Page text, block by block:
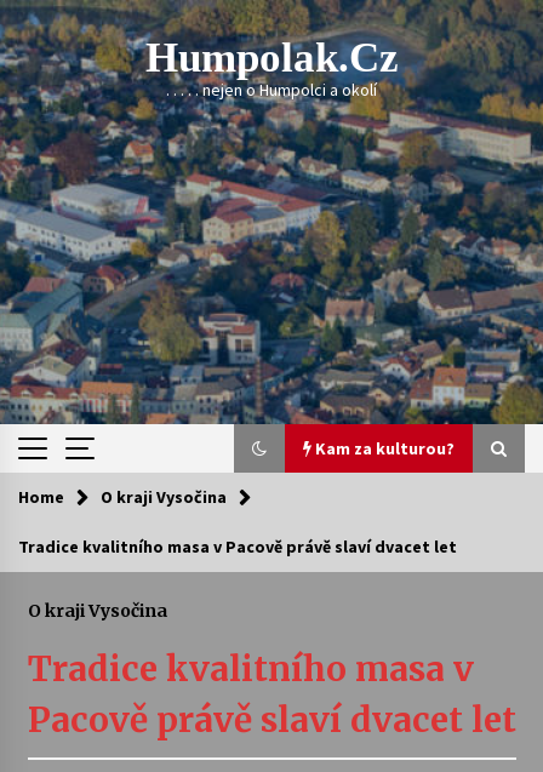
Skip
to
content
Humpolak.cz
. . . . . nejen o Humpolci a okolí
Kam za kulturou?
Kam za kulturou?
Sukuba Ensemble
kapkou
Home O kraji Vysočina
Tradice kvalitního masa v Pacově právě slaví dvacet let
O kraji Vysočina
Tradice kvalitního masa v
Pacově právě slaví dvacet let